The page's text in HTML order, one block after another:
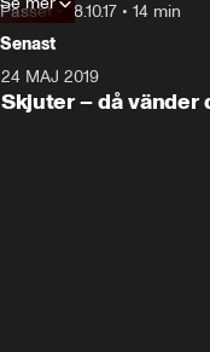
Passet•18.10.17 • 14 min
Senast
24 MAJ 2019
Skjuter – då vänder